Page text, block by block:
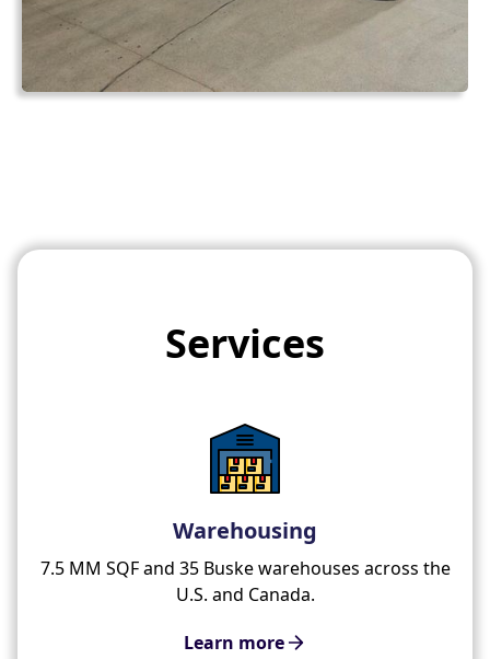
Services
Warehousing
7.5 MM SQF and 35 Buske warehouses across the
U.S. and Canada.
Learn more